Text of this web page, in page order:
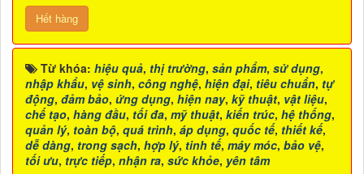
Hết hàng
Từ khóa: hiệu quả, thị trường, sản phẩm, sử dụng,
nhập khẩu, vệ sinh, công nghệ, hiện đại, tiêu chuẩn, tự
động, đảm bảo, ứng dụng, hiện nay, kỹ thuật, vật liệu,
chế tạo, hàng đầu, tối đa, mỹ thuật, kiến trúc, hệ thống,
quản lý, toàn bộ, quá trình, áp dụng, quốc tế, thiết kế,
dễ dàng, trong sạch, hợp lý, tinh tế, máy móc, bảo vệ,
tối ưu, trực tiếp, nhận ra, sức khỏe, yên tâm